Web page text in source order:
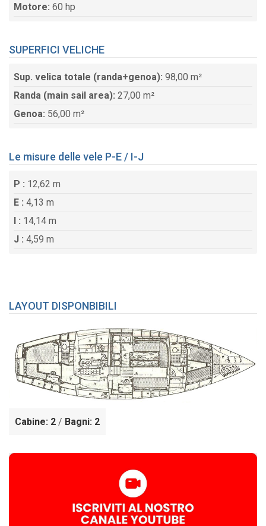
Motore: 60 hp
SUPERFICI VELICHE
Sup. velica totale (randa+genoa): 98,00 m²
Randa (main sail area): 27,00 m²
Genoa: 56,00 m²
Le misure delle vele P-E / I-J
P : 12,62 m
E : 4,13 m
I : 14,14 m
J : 4,59 m
LAYOUT DISPONBIBILI
Cabine: 2 / Bagni: 2